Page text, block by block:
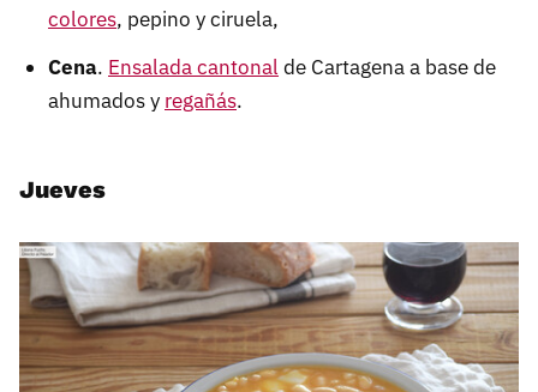
colores, pepino y ciruela,
Cena. Ensalada cantonalde Cartagena a base de
ahumados y regañás.
Jueves